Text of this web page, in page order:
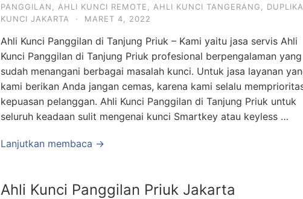
PANGGILAN
AHLI KUNCI REMOTE AHLI KUNCI TANGERANG
KUNCI JAKARTA
· MARET 4, 2022
Ahli Kunci Panggilan di Tanjung Priuk – Kami yaitu jasa servis Ahli
Kunci Panggilan di Tanjung Priuk profesional berpengalaman yang
sudah menangani berbagai masalah kunci. Untuk jasa layanan
kami berikan Anda jangan cemas, karena kami selalu
kepuasan pelanggan. Ahli Kunci Panggilan di Tanjung Priuk untuk
seluruh keadaan sulit mengenai kunci Smartkey atau keyless …
Lanjutkan membaca →
Ahli Kunci Panggilan Priuk Jakarta